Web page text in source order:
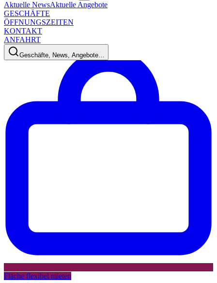
Aktuelle NewsAktuelle Angebote
GESCHÄFTE
ÖFFNUNGSZEITEN
KONTAKT
ANFAHRT
Geschäfte, News, Angebote…
Fläche flexibel mieten